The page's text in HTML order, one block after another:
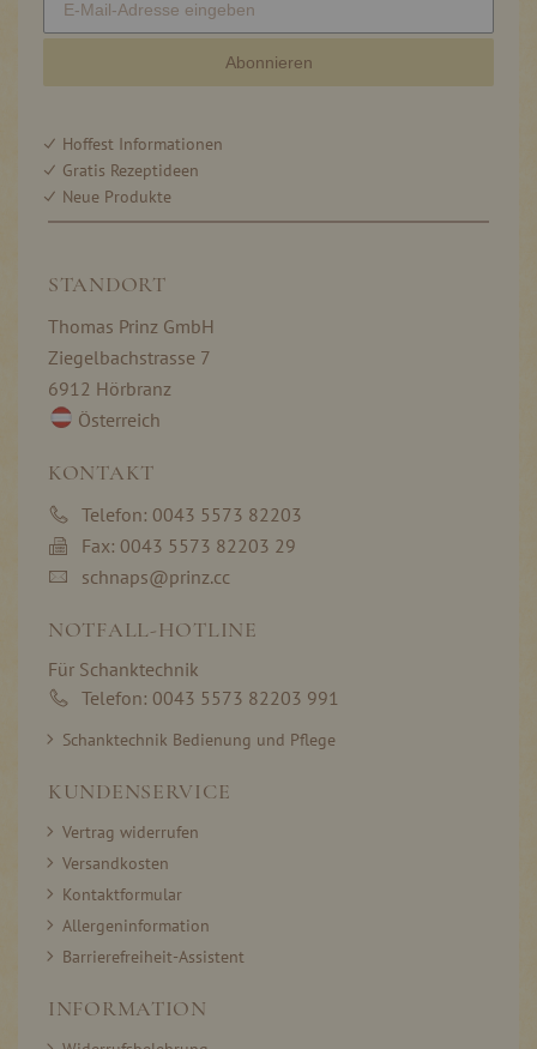
Abonnieren
Hoffest Informationen
Gratis Rezeptideen
Neue Produkte
STANDORT
Thomas Prinz GmbH
Ziegelbachstrasse 7
6912 Hörbranz
Österreich
KONTAKT
Telefon: 0043 5573 82203
Fax: 0043 5573 82203 29
schnaps@prinz.cc
NOTFALL-HOTLINE
Für Schanktechnik
Telefon: 0043 5573 82203 991
Schanktechnik Bedienung und Pflege
KUNDENSERVICE
Vertrag widerrufen
Versandkosten
Kontaktformular
Allergeninformation
Barrierefreiheit-Assistent
INFORMATION